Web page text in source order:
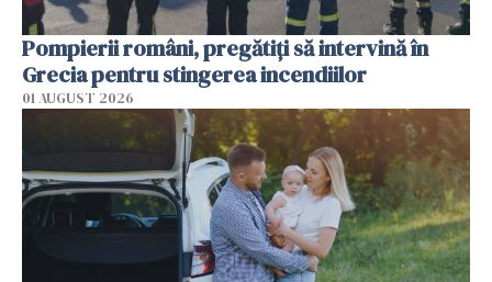
Pompierii români, pregătiţi să intervină în
Grecia pentru stingerea incendiilor
01 AUGUST 2026